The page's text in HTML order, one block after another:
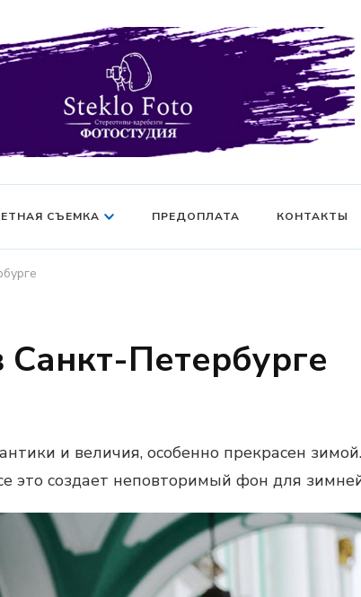
манекен — Сертификат на
СЪЕМКА ПРЕДОПЛАТА КОНТАКТЫ
Петербурге
и величия, особенно прекрасен
это создает неповторимый фон для